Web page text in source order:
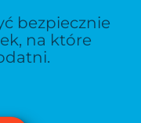
bezpiecznie
na które